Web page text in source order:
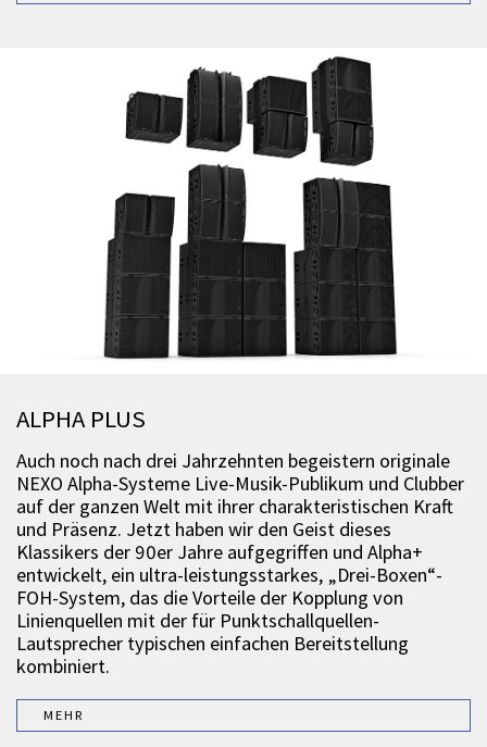
ALPHA PLUS
Auch noch nach drei Jahrzehnten begeistern originale
NEXO Alpha-Systeme Live-Musik-Publikum und Clubber
auf der ganzen Welt mit ihrer charakteristischen Kraft
und Präsenz. Jetzt haben wir den Geist dieses
Klassikers der 90er Jahre aufgegriffen und Alpha+
entwickelt, ein ultra-leistungsstarkes, „Drei-Boxen“-
FOH-System, das die Vorteile der Kopplung von
Linienquellen mit der für Punktschallquellen-
Lautsprecher typischen einfachen Bereitstellung
kombiniert.
MEHR